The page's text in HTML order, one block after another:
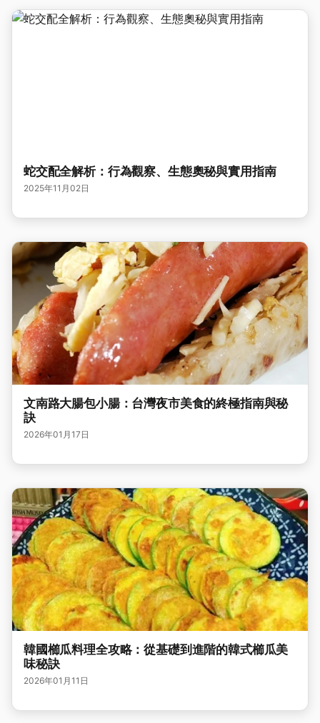
蛇交配全解析：行為觀察、生態奧秘與實用指南
2025年11月02日
文南路大腸包小腸：台灣夜市美食的終極指南與秘
訣
2026年01月17日
韓國櫛瓜料理全攻略：從基礎到進階的韓式櫛瓜美
味秘訣
2026年01月11日